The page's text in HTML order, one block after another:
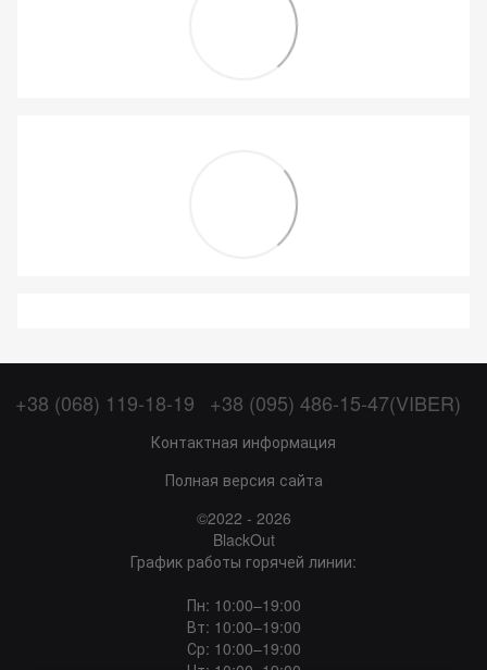
+38 (068) 119-18-19 +38 (095) 486-15-47(VIBER)
Контактная информация
Полная версия сайта
©2022 - 2026
BlackOut
График работы горячей линии:
Пн: 10:00–19:00
Вт: 10:00–19:00
Ср: 10:00–19:00